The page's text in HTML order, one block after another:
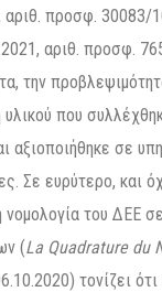
προσφ. 30083/
αριθ. προσφ.
την
που
αξιοποιήθηκε σε
Σε ευρύτερο, και
νομολογία του ΔΕΕ
(La Quadrature du
τονίζει ότι